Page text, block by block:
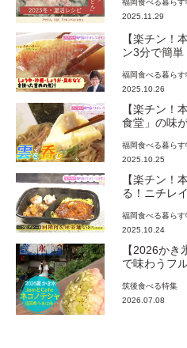
福岡食べる暮らす
2025.11.29
【楽チン！
ン3分で簡単
福岡食べる暮らす
2025.10.26
【楽チン！
食堂」の味
福岡食べる暮らす
2025.10.25
【楽チン！
る！ニチレ
福岡食べる暮らす
2025.10.24
【2026か
で味わうフ
筑後食べる特集
2026.07.08